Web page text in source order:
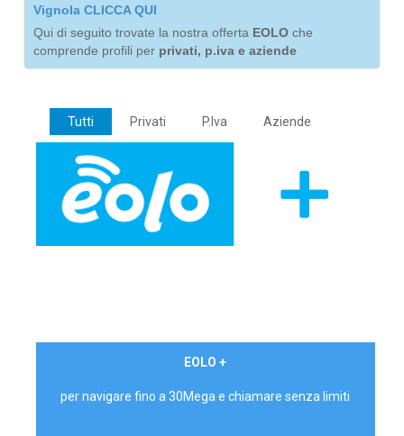
Vignola CLICCA QUI
Qui di seguito trovate la nostra offerta EOLO che
comprende profili per privati, p.iva e aziende
Tutti Privati P.Iva Aziende
EOLO +
per navigare fino a 30Mega e chiamare senza limiti